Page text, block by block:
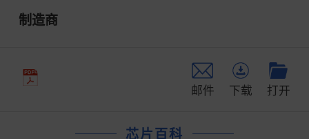
制造商
邮件 下载 打开
芯片百科